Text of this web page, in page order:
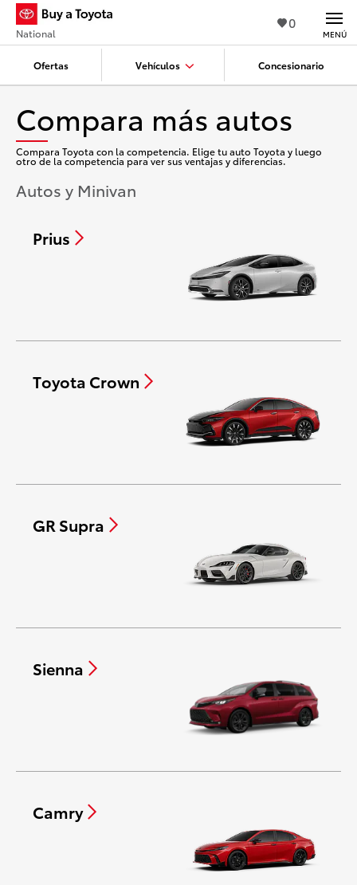
0
Ofertas Vehículos Concesionario
National MENÚ
Compara más autos
Compara Toyota con la competencia. Elige tu auto Toyota y luego
otro de la competencia para ver sus ventajas y diferencias.
Autos y Minivan
Prius
Toyota Crown
GR Supra
Sienna
Camry